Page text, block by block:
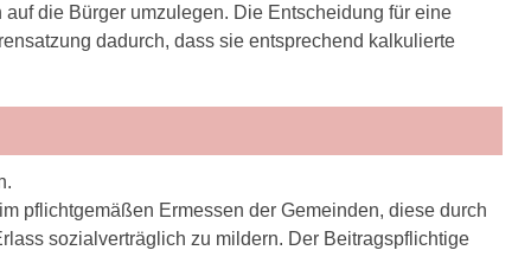
die Bürger umzulegen. Die Entscheidung für eine
dadurch, dass sie entsprechend kalkulierte
pflichtgemäßen Ermessen der Gemeinden, diese durch
sozialverträglich zu mildern. Der Beitragspflichtige